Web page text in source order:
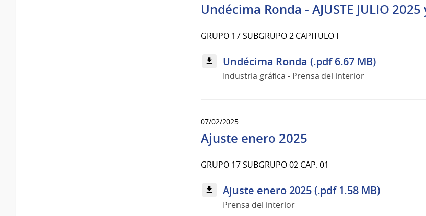
Undécima Ronda - AJUSTE JULIO 2025
GRUPO 17 SUBGRUPO 2 CAPITULO I
Undécima Ronda (.pdf 6.67 MB)
Industria gráfica - Prensa del interior
07/02/2025
Ajuste enero 2025
GRUPO 17 SUBGRUPO 02 CAP. 01
Ajuste enero 2025 (.pdf 1.58 MB)
Prensa del interior